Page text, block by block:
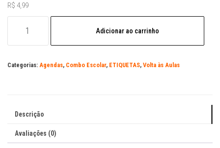
R$ 4,99
Encadernação
Escolar
Copa
Adicionar ao carrinho
Categorias: Agendas, Combo Escolar, ETIQUETAS, Volta às Aulas
Descrição
Avaliações (0)